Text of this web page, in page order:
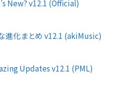
New? v12.1 (Official)
進化まとめ v12.1 (akiMusic)
Updates v12.1 (PML)